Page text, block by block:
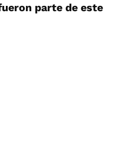
parte de este